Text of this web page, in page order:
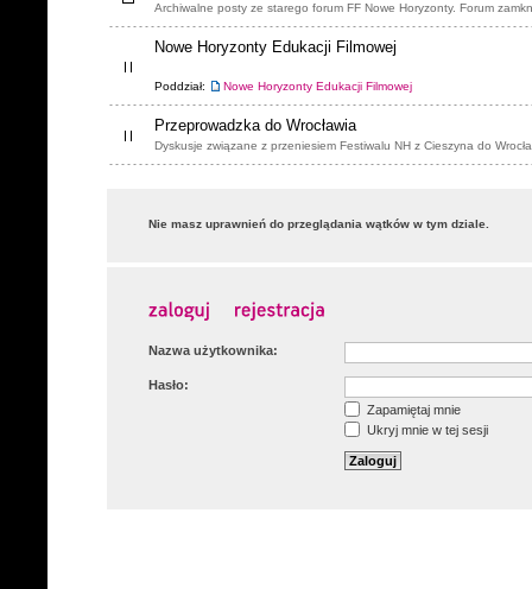
Archiwalne posty ze starego forum FF Nowe Horyzonty. Forum
Nowe Horyzonty Edukacji Filmowej
Poddział: Nowe Horyzonty Edukacji Filmowej
Przeprowadzka do Wrocławia
Dyskusje związane z przeniesiem Festiwalu NH z Cieszyna do
Nie masz uprawnień do przeglądania wątków w tym dziale.
Nazwa użytkownika:
Hasło:
Zapamiętaj mnie
Ukryj mnie w tej sesji